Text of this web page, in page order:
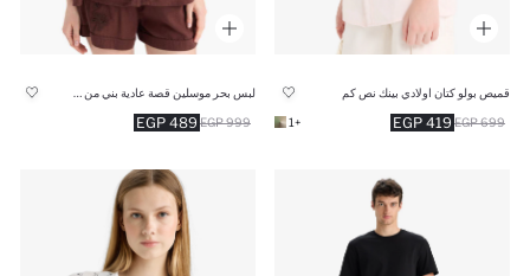
قميص بولو كتان اولادي بينك نص كم
419 EGP 699 EGP
+1
489 EGP 999 EGP